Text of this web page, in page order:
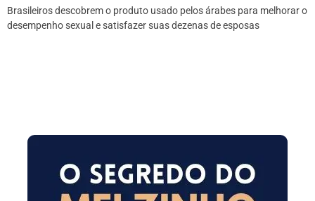
Brasileiros descobrem o produto usado pelos árabes para melhorar o
desempenho sexual e satisfazer suas dezenas de esposas